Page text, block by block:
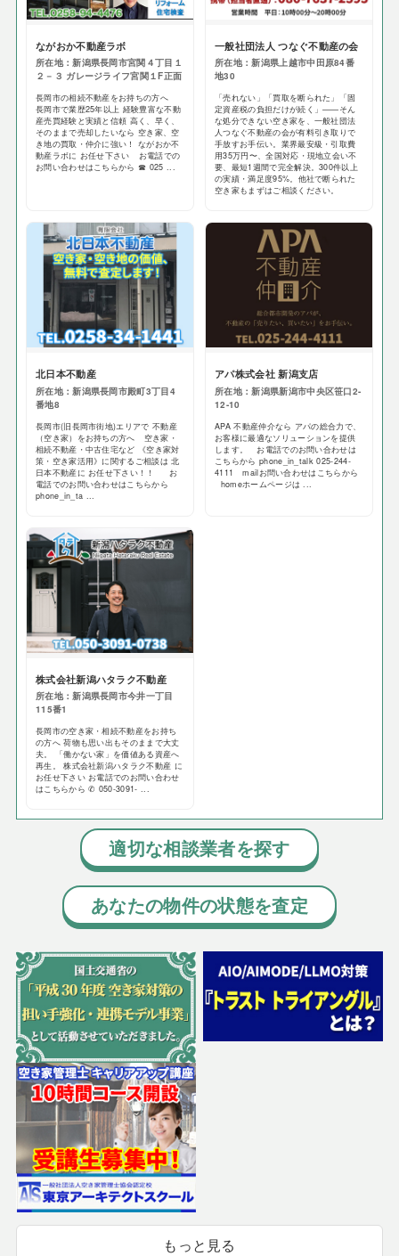
ながおか不動産ラボ
所在地：新潟県長岡市宮関４丁目１
２－３ ガレージライフ宮関１F正面
長岡市の相続不動産をお持ちの方へ
長岡市で業歴25年以上 経験豊富な不動
産売買経験と実績と信頼 高く、早く、
そのままで売却したいなら 空き家、空
き地の買取・仲介に強い！ ながおか不
動産ラボに お任せ下さい お電話での
お問い合わせはこちらから ☎ 025 ...
一般社団法人 つなぐ不動産の会
所在地：新潟県上越市中田原84番
地30
「売れない」「買取を断られた」「固
定資産税の負担だけが続く」——そん
な処分できない空き家を、一般社団法
人つなぐ不動産の会が有料引き取りで
手放すお手伝い。業界最安級・引取費
用35万円〜、全国対応・現地立会い不
要、最短1週間で完全解決。300件以上
の実績・満足度95%。他社で断られた
空き家もまずはご相談ください。
北日本不動産
所在地：新潟県長岡市殿町3丁目4
番地8
長岡市(旧長岡市街地)エリアで 不動産
（空き家）をお持ちの方へ 空き家・
相続不動産・中古住宅など 《空き家対
策・空き家活用》に関するご相談は 北
日本不動産に お任せ下さい！！ お
電話でのお問い合わせはこちらから
phone_in_ta ...
アパ株式会社 新潟支店
所在地：新潟県新潟市中央区笹口2-
12-10
APA 不動産仲介なら アパの総合力で、
お客様に最適なソリューションを提供
します。 お電話でのお問い合わせは
こちらから phone_in_talk 025-244-
4111 mailお問い合わせはこちらから
homeホームページは ...
株式会社新潟ハタラク不動産
所在地：新潟県長岡市今井一丁目
115番1
長岡市の空き家・相続不動産をお持ち
の方へ 荷物も思い出もそのままで大丈
夫。 「働かない家」を価値ある資産へ
再生。 株式会社新潟ハタラク不動産 に
お任せ下さい お電話でのお問い合わせ
はこちらから ✆ 050-3091- ...
適切な相談業者を探す
あなたの物件の状態を査定
もっと見る